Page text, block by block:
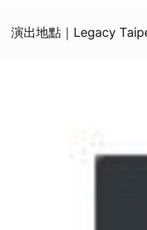
演出地點｜Legacy